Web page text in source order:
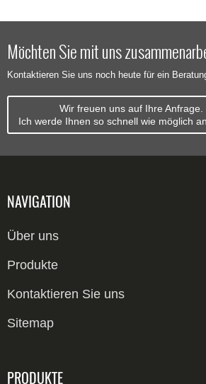
Möchten Sie mit uns
Kontaktieren Sie uns noch heute für ein
Wir freuen uns auf Ihre Anfrage.
Ich werde Ihnen so schnell wie möglich
NAVIGATION
Über uns
Produkte
Kontaktieren Sie uns
Sitemap
PRODUKTE